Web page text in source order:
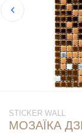
STICKER WALL
МОЗАЇКА